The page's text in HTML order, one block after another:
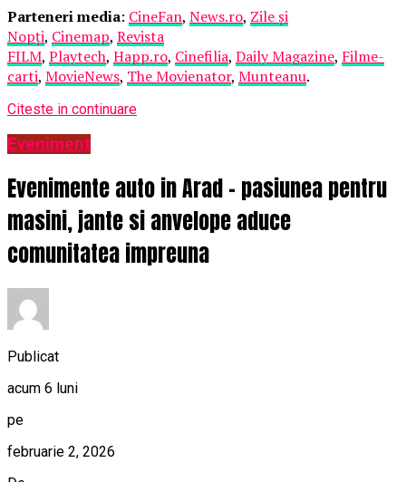
Parteneri media: CineFan, News.ro, Zile și
Nopți, Cinemap, Revista
FILM, Playtech, Happ.ro, Cinefilia, Daily Magazine, Filme-
carti, MovieNews, The Movienator, Munteanu.
Citeste in continuare
Eveniment
Evenimente auto in Arad – pasiunea pentru
masini, jante si anvelope aduce
comunitatea impreuna
Publicat
acum 6 luni
pe
februarie 2, 2026